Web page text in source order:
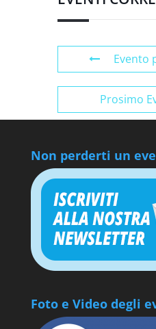
Evento
Prosimo
Non perderti un
Foto e Video degli